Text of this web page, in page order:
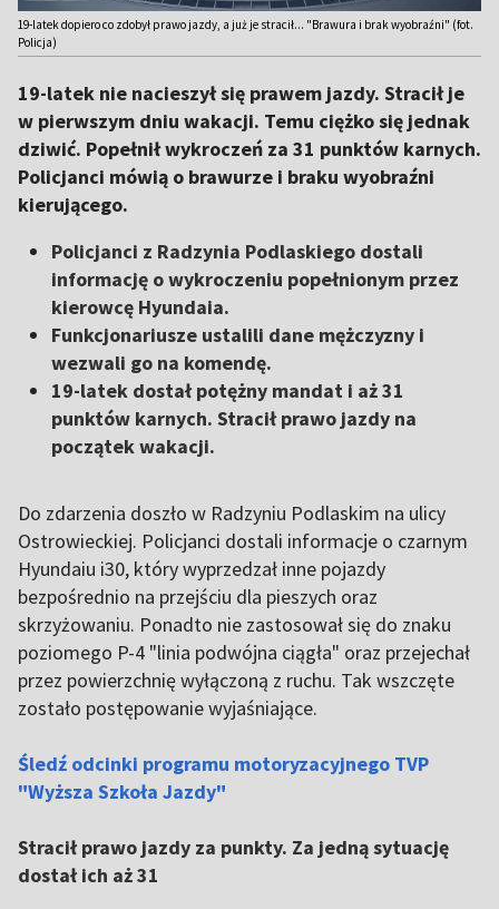
19-latek dopiero co zdobył prawo jazdy, a już je stracił... "Brawura i brak wyobraźni" (fot.
Policja)
19-latek nie nacieszył się prawem jazdy. Stracił je
w pierwszym dniu wakacji. Temu ciężko się jednak
dziwić. Popełnił wykroczeń za 31 punktów karnych.
Policjanci mówią o brawurze i braku wyobraźni
kierującego.
Policjanci z Radzynia Podlaskiego dostali
informację o wykroczeniu popełnionym przez
kierowcę Hyundaia.
Funkcjonariusze ustalili dane mężczyzny i
wezwali go na komendę.
19-latek dostał potężny mandat i aż 31
punktów karnych. Stracił prawo jazdy na
początek wakacji.
Do zdarzenia doszło w Radzyniu Podlaskim na ulicy
Ostrowieckiej. Policjanci dostali informacje o czarnym
Hyundaiu i30, który wyprzedzał inne pojazdy
bezpośrednio na przejściu dla pieszych oraz
skrzyżowaniu. Ponadto nie zastosował się do znaku
poziomego P-4 "linia podwójna ciągła" oraz przejechał
przez powierzchnię wyłączoną z ruchu. Tak wszczęte
zostało postępowanie wyjaśniające.
Śledź odcinki programu motoryzacyjnego TVP
"Wyższa Szkoła Jazdy"
Stracił prawo jazdy za punkty. Za jedną sytuację
dostał ich aż 31